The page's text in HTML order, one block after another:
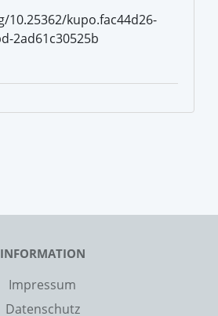
kupo.fac44d26-
2ad61c30525b
INFORMATION
Impressum
Datenschutz